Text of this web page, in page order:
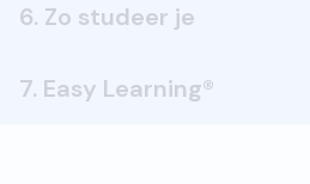
6. Zo studeer je
7. Easy Learning®